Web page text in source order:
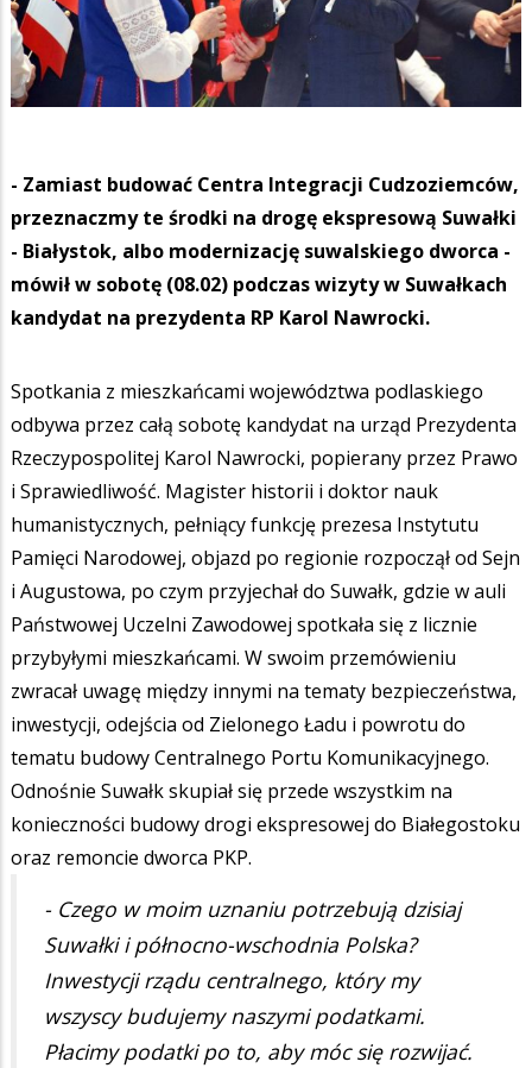
- Zamiast budować Centra Integracji Cudzoziemców,
przeznaczmy te środki na drogę ekspresową Suwałki
- Białystok, albo modernizację suwalskiego dworca -
mówił w sobotę (08.02) podczas wizyty w Suwałkach
kandydat na prezydenta RP Karol Nawrocki.
Spotkania z mieszkańcami województwa podlaskiego
odbywa przez całą sobotę kandydat na urząd Prezydenta
Rzeczypospolitej Karol Nawrocki, popierany przez Prawo
i Sprawiedliwość. Magister historii i doktor nauk
humanistycznych, pełniący funkcję prezesa Instytutu
Pamięci Narodowej, objazd po regionie rozpoczął od Sejn
i Augustowa, po czym przyjechał do Suwałk, gdzie w auli
Państwowej Uczelni Zawodowej spotkała się z licznie
przybyłymi mieszkańcami. W swoim przemówieniu
zwracał uwagę między innymi na tematy bezpieczeństwa,
inwestycji, odejścia od Zielonego Ładu i powrotu do
tematu budowy Centralnego Portu Komunikacyjnego.
Odnośnie Suwałk skupiał się przede wszystkim na
konieczności budowy drogi ekspresowej do Białegostoku
oraz remoncie dworca PKP.
- Czego w moim uznaniu potrzebują dzisiaj
Suwałki i północno-wschodnia Polska?
Inwestycji rządu centralnego, który my
wszyscy budujemy naszymi podatkami.
Płacimy podatki po to, aby móc się rozwijać.